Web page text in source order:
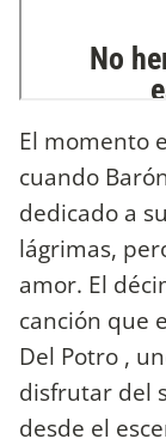
El momento
cuando
dedicado a
lágrimas,
amor. El
canción que
Del Potro ,
disfrutar del
desde el